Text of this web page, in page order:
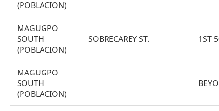
(POBLACION)
MAGUGPO
SOUTH
(POBLACION)
SOBRECAREY ST. 1ST
MAGUGPO
SOUTH
(POBLACION)